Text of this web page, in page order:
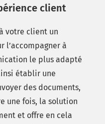
client
votre client un
l’accompagner à
le plus adapté
établir une
des documents,
une fois, la solution
et offre en cela